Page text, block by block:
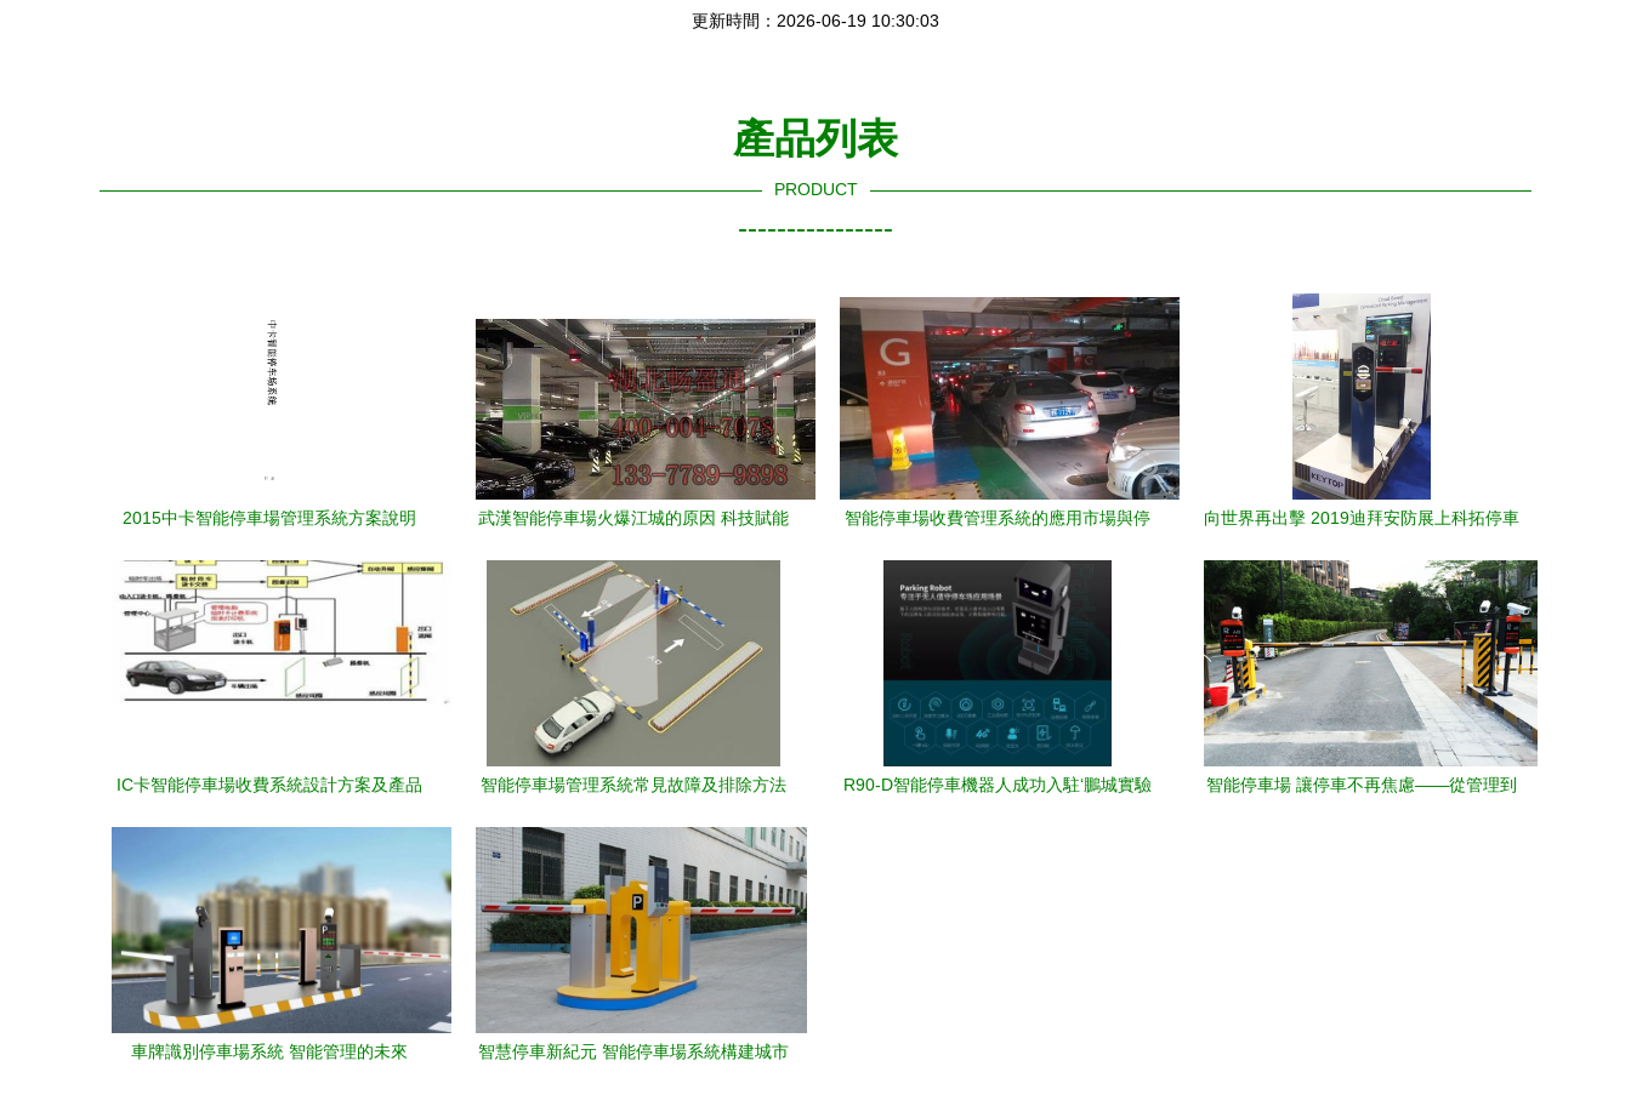
更新時間：2026-06-19 10:30:03
產品列表
PRODUCT
----------------
2015中卡智能停車場管理系統方案說明
武漢智能停車場火爆江城的原因 科技賦能
智能停車場收費管理系統的應用市場與停
向世界再出擊 2019迪拜安防展上科拓停車
IC卡智能停車場收費系統設計方案及產品
智能停車場管理系統常見故障及排除方法
R90-D智能停車機器人成功入駐‘鵬城實驗
智能停車場 讓停車不再焦慮——從管理到
車牌識別停車場系統 智能管理的未來
智慧停車新紀元 智能停車場系統構建城市